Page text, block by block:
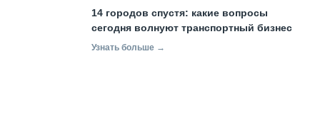
14 городов спустя: какие вопросы
сегодня волнуют транспортный бизнес
Узнать больше →